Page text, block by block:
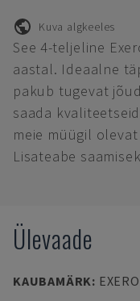
Kuva algkeeles
See 4-teljeline
aastal. Ideaalne
pakub tugevat
saada
meie müügil olevat
Lisateabe
Ülevaade
KAUBAMÄRK: